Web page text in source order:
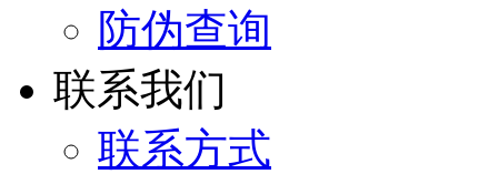
防伪查询
联系我们
联系方式